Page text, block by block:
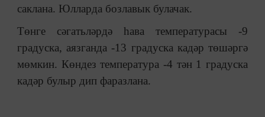
саклана. Юлларда бозлавык булачак.
Төнге сәгатьләрдә һава температурасы -9
градуска, аязганда -13 градуска кадәр төшәргә
мөмкин. Көндез температура -4 тән 1 градуска
кадәр булыр дип фаразлана.